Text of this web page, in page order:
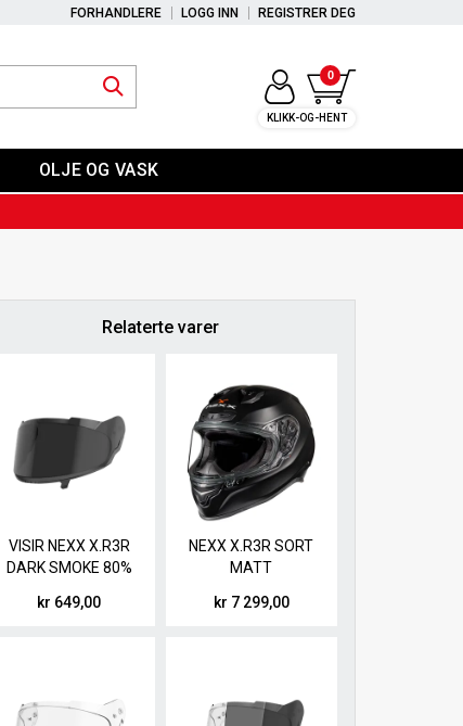
FORHANDLERE LOGG INN REGISTRER DEG
0
KLIKK-OG-HENT
OLJE OG VASK
Relaterte varer
VISIR NEXX X.R3R
DARK SMOKE 80%
kr 649,00
NEXX X.R3R SORT
MATT
kr 7 299,00